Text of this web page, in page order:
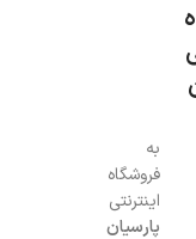
به
فروشگاه
اینترنتی
پارسیان